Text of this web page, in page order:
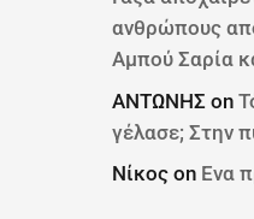
ανθρώπους
Αμπού Σαρία
ΑΝΤΩΝΗΣ on
γέλασε; Στην
Νίκος on Ενα